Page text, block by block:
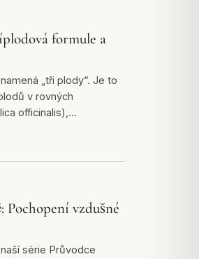
formule a
„tři plody“. Je to
v rovných
officinalis),…
Pochopení vzdušné
série Průvodce